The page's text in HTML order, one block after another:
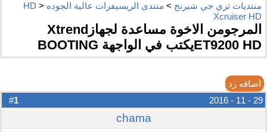
منتديات ثري جي شيرنج > منتدى الريسيفرات عالية الجوده HD >
Xcruiser HD
المرجومن الاخوة مساعدة لجهازXtrend
ET9200 HDيكتب في الواجهة BOOTING
اضافه رد
1 29 - 11 - 2016
chama